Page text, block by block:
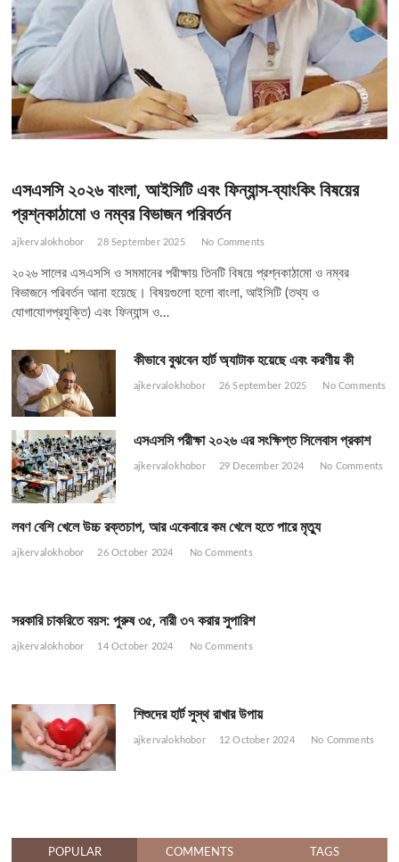
এসএসসি ২০২৬ বাংলা, আইসিটি এবং ফিন্যান্স-ব্যাংকিং বিষয়ের
প্রশ্নকাঠামো ও নম্বর বিভাজন পরিবর্তন
ajkervalokhobor 28 September 2025 No Comments
২০২৬ সালের এসএসসি ও সমমানের পরীক্ষায় তিনটি বিষয়ে প্রশ্নকাঠামো ও নম্বর
বিভাজনে পরিবর্তন আনা হয়েছে। বিষয়গুলো হলো বাংলা, আইসিটি (তথ্য ও
যোগাযোগপ্রযুক্তি) এবং ফিন্যান্স ও…
কীভাবে বুঝবেন হার্ট অ্যাটাক হয়েছে এবং করণীয় কী
ajkervalokhobor 26 September 2025 No Comments
এসএসসি পরীক্ষা ২০২৬ এর সংক্ষিপ্ত সিলেবাস প্রকাশ
ajkervalokhobor 29 December 2024 No Comments
লবণ বেশি খেলে উচ্চ রক্তচাপ, আর একেবারে কম খেলে হতে পারে মৃত্যু
ajkervalokhobor 26 October 2024 No Comments
সরকারি চাকরিতে বয়স: পুরুষ ৩৫, নারী ৩৭ করার সুপারিশ
ajkervalokhobor 14 October 2024 No Comments
শিশুদের হার্ট সুস্থ রাখার উপায়
ajkervalokhobor 12 October 2024 No Comments
POPULAR COMMENTS TAGS